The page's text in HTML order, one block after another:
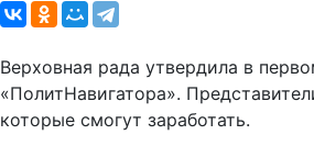
Верховная рада утвердила в
«ПолитНавигатора».
которые смогут заработать.